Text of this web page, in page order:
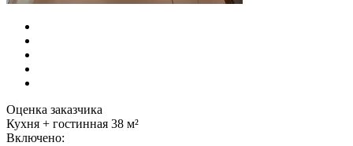
Оценка заказчика
Кухня + гостинная 38 м²
Включено: